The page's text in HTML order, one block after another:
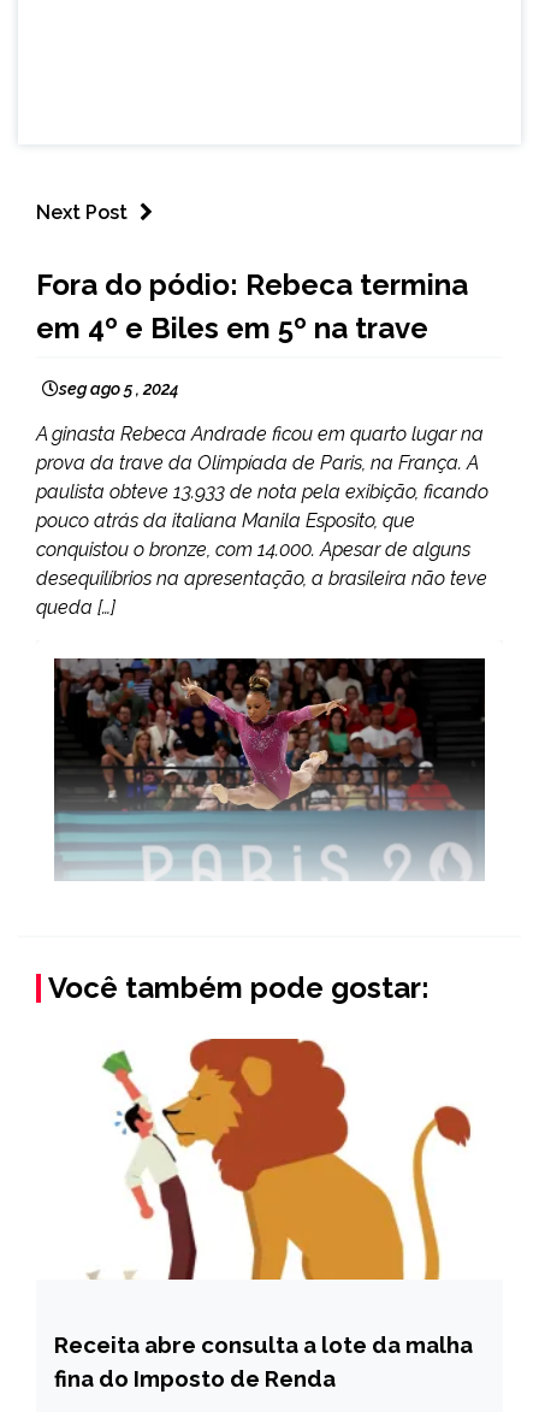
Next Post
Fora do pódio: Rebeca termina
em 4º e Biles em 5º na trave
seg ago 5 , 2024
A ginasta Rebeca Andrade ficou em quarto lugar na
prova da trave da Olimpíada de Paris, na França. A
paulista obteve 13.933 de nota pela exibição, ficando
pouco atrás da italiana Manila Esposito, que
conquistou o bronze, com 14.000. Apesar de alguns
desequilíbrios na apresentação, a brasileira não teve
queda […]
Você também pode gostar:
BRASIL
NOTÍCIAS
Receita abre consulta a lote da malha
fina do Imposto de Renda